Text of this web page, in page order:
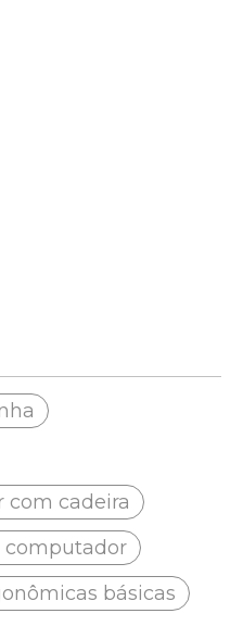
com cadeira
computador
básicas